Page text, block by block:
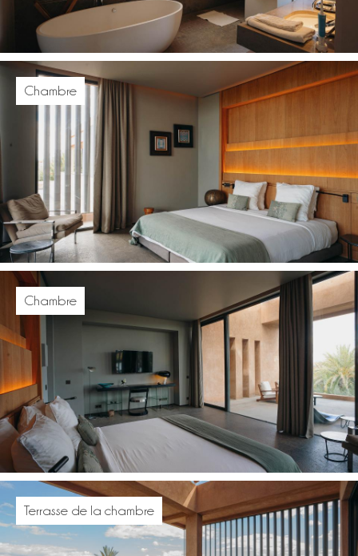
Chambre
Chambre
Terrasse de la chambre